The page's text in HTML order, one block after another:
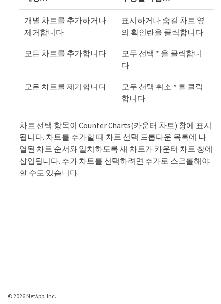
개별 차트를 추가하거나
제거합니다
표시하거나 숨길 차트 옆
의 확인란을 클릭합니다
모든 차트를 추가합니다
모두 선택 * 을 클릭합니
다
모든 차트를 제거합니다
모두 선택 취소 * 를 클릭
합니다
차트 선택 항목이 Counter Charts(카운터 차트) 창에 표시
됩니다. 차트를 추가할 때 차트 선택 드롭다운 목록에 나
열된 차트 순서와 일치하도록 새 차트가 카운터 차트 창에
삽입됩니다. 추가 차트를 선택하려면 추가로 스크롤해야
할 수도 있습니다.
© 2026 NetApp, Inc.